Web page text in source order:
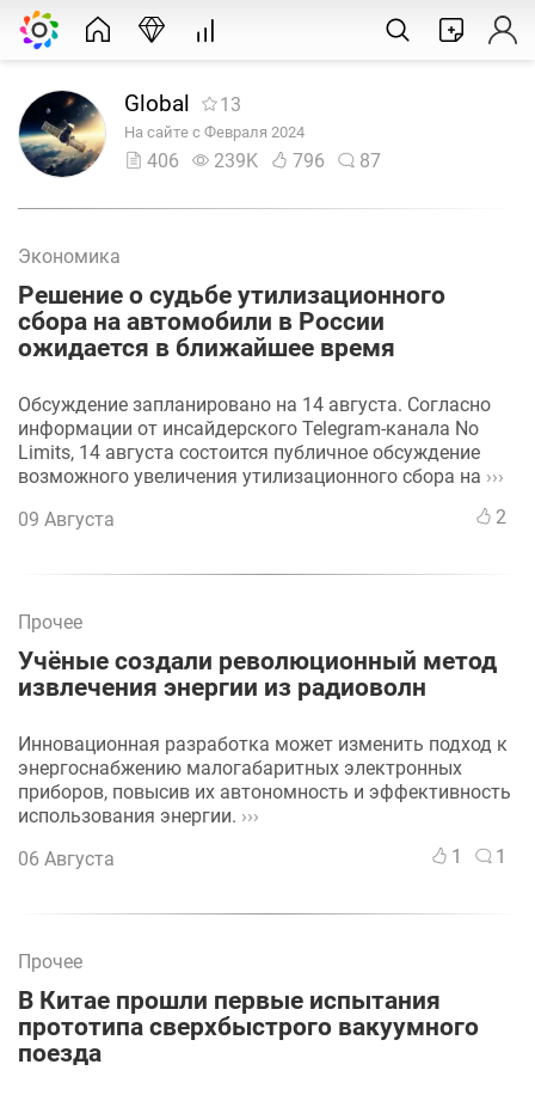
Global 13
На сайте с Февраля 2024
406 239K 796 87
Экономика
Решение о судьбе утилизационного
сбора на автомобили в России
ожидается в ближайшее время
Обсуждение запланировано на 14 августа. Согласно
информации от инсайдерского Telegram-канала No
Limits, 14 августа состоится публичное обсуждение
возможного увеличения утилизационного сбора на ›››
09 Августа
2
Прочее
Учёные создали революционный метод
извлечения энергии из радиоволн
Инновационная разработка может изменить подход к
энергоснабжению малогабаритных электронных
приборов, повысив их автономность и эффективность
использования энергии. ›››
06 Августа
1 1
Прочее
В Китае прошли первые испытания
прототипа сверхбыстрого вакуумного
поезда